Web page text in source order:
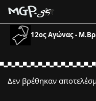
12ος Αγώνας -
Δεν βρέθηκαν